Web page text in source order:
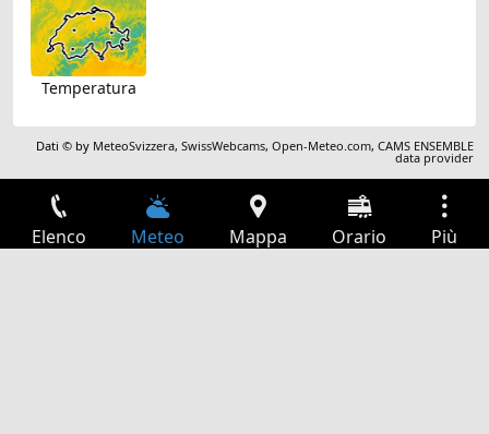
Temperatura
Dati © by MeteoSvizzera,SwissWebcams,Open-Meteo.com,CAMS ENSEMBLE
data provider
Elenco Meteo Mappa Orario Più